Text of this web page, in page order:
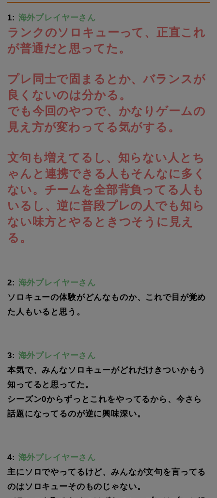
1: 海外プレイヤーさん
ランクのソロキューって、正直これ
が普通だと思ってた。
プレ同士で固まるとか、バランスが
良くないのは分かる。
でも今回のやつで、かなりゲームの
見え方が変わってる気がする。
文句も増えてるし、知らない人とち
ゃんと連携できる人もそんなに多く
ない。チームを全部背負ってる人も
いるし、逆に普段プレの人でも知ら
ない味方とやるときつそうに見え
る。
2: 海外プレイヤーさん
ソロキューの体験がどんなものか、これで目が覚め
た人もいると思う。
3: 海外プレイヤーさん
本気で、みんなソロキューがどれだけきついかもう
知ってると思ってた。
シーズン0からずっとこれをやってるから、今さら
話題になってるのが逆に興味深い。
4: 海外プレイヤーさん
主にソロでやってるけど、みんなが文句を言ってる
のはソロキューそのものじゃない。